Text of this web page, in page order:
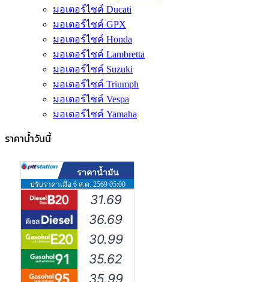
มอเตอร์ไซค์ Ducati
มอเตอร์ไซค์ GPX
มอเตอร์ไซค์ Honda
มอเตอร์ไซค์ Lambretta
มอเตอร์ไซค์ Suzuki
มอเตอร์ไซค์ Triumph
มอเตอร์ไซค์ Vespa
มอเตอร์ไซค์ Yamaha
ราคาน้ำวันนี้